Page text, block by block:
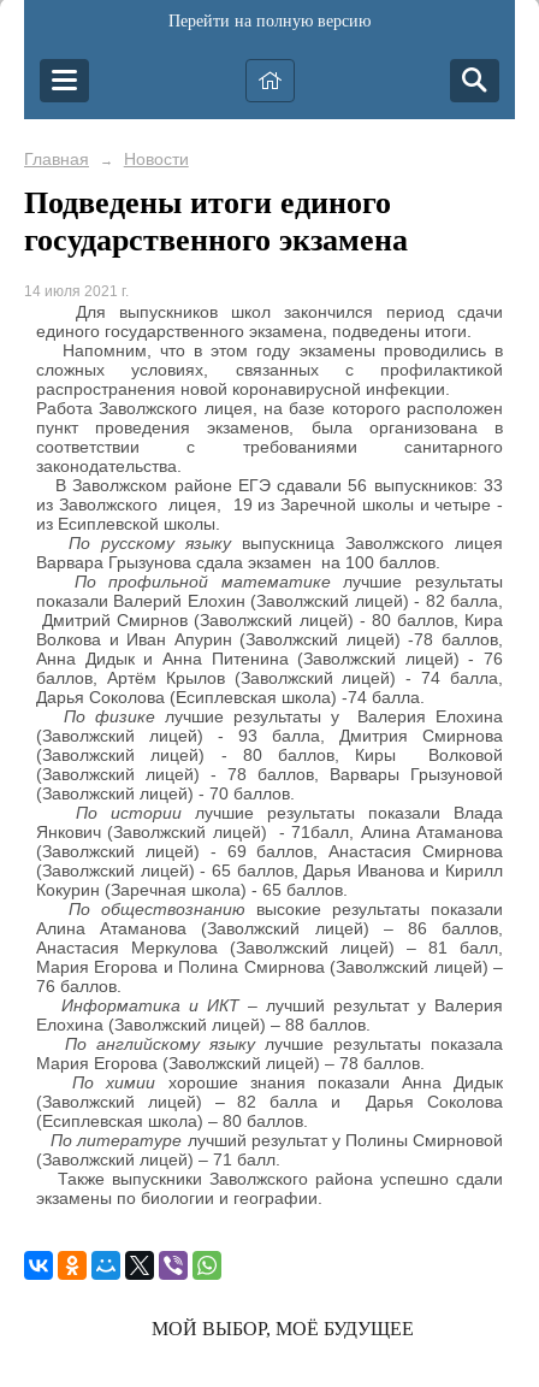
Перейти на полную версию
Главная → Новости
Подведены итоги единого
государственного экзамена
14 июля 2021 г.
Для выпускников школ закончился период сдачи
единого государственного экзамена, подведены итоги.
Напомним, что в этом году экзамены проводились в
сложных условиях, связанных с профилактикой
распространения новой коронавирусной инфекции.
Работа Заволжского лицея, на базе которого расположен
пункт проведения экзаменов, была организована в
соответствии с требованиями санитарного
законодательства.
В Заволжском районе ЕГЭ сдавали 56 выпускников: 33
из Заволжского лицея, 19 из Заречной школы и четыре -
из Есиплевской школы.
По русскому языкувыпускница Заволжского лицея
Варвара Грызунова сдала экзамен на 100 баллов.
По профильной математикелучшие результаты
показали Валерий Елохин (Заволжский лицей) - 82 балла,
Дмитрий Смирнов (Заволжский лицей) - 80 баллов, Кира
Волкова и Иван Апурин (Заволжский лицей) -78 баллов,
Анна Дидык и Анна Питенина (Заволжский лицей) - 76
баллов, Артём Крылов (Заволжский лицей) - 74 балла,
Дарья Соколова (Есиплевская школа) -74 балла.
По физике лучшие результаты у Валерия Елохина
(Заволжский лицей) - 93 балла, Дмитрия Смирнова
(Заволжский лицей) - 80 баллов, Киры Волковой
(Заволжский лицей) - 78 баллов, Варвары Грызуновой
(Заволжский лицей) - 70 баллов.
По истории лучшие результаты показали Влада
Янкович (Заволжский лицей) - 71балл, Алина Атаманова
(Заволжский лицей) - 69 баллов, Анастасия Смирнова
(Заволжский лицей) - 65 баллов, Дарья Иванова и Кирилл
Кокурин (Заречная школа) - 65 баллов.
По обществознанию высокие результаты показали
Алина Атаманова (Заволжский лицей) – 86 баллов,
Анастасия Меркулова (Заволжский лицей) – 81 балл,
Мария Егорова и Полина Смирнова (Заволжский лицей) –
76 баллов.
Информатика и ИКТ– лучший результат у Валерия
Елохина (Заволжский лицей) – 88 баллов.
По английскому языку лучшие результаты показала
Мария Егорова (Заволжский лицей) – 78 баллов.
По химии хорошие знания показали Анна Дидык
(Заволжский лицей) – 82 балла и Дарья Соколова
(Есиплевская школа) – 80 баллов.
По литературе лучший результат у Полины Смирновой
(Заволжский лицей) – 71 балл.
Также выпускники Заволжского района успешно сдали
экзамены по биологии и географии.
МОЙ ВЫБОР, МОЁ БУДУЩЕЕ